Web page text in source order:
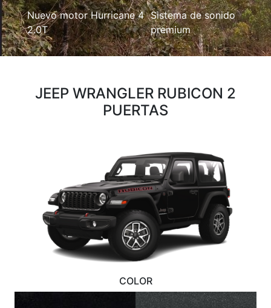
Nuevo motor Hurricane 4
2.0T
Sistema de sonido
premium
JEEP WRANGLER RUBICON 2
PUERTAS
COLOR